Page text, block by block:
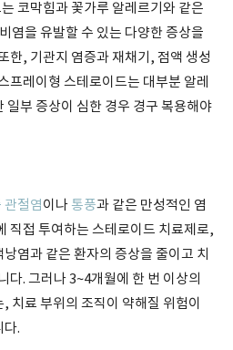
코막힘과 꽃가루 알레르기와 같은
염을 유발할 수 있는 다양한 증상을
한, 기관지 염증과 재채기, 점액 생성
프레이형 스테로이드는 대부분 알레
일부 증상이 심한 경우 경구 복용해야
관절염이나 통풍과 같은 만성적인 염
직접 투여하는 스테로이드 치료제로,
염과 같은 환자의 증상을 줄이고 치
다. 그러나 3~4개월에 한 번 이상의
치료 부위의 조직이 약해질 위험이
다.